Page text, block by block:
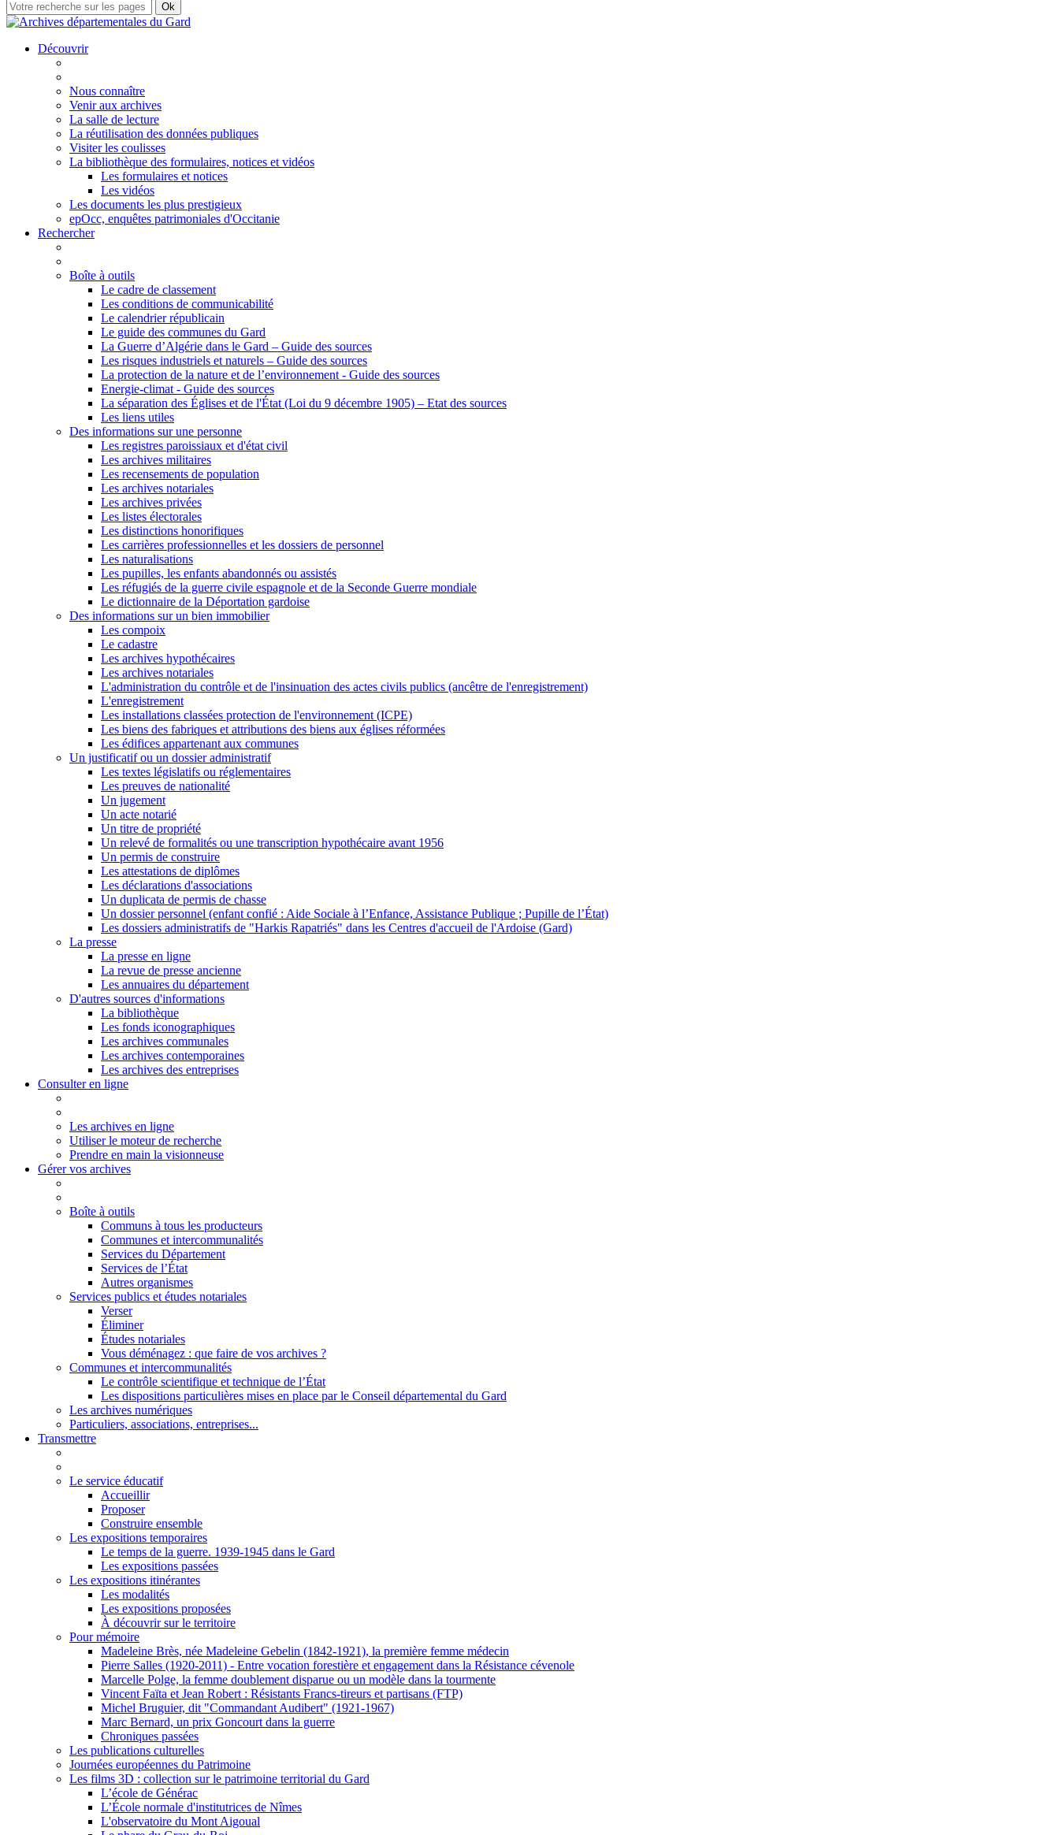
Ok
Découvrir
Nous connaître
Venir aux archives
La salle de lecture
La réutilisation des données publiques
Visiter les coulisses
La bibliothèque des formulaires, notices et vidéos
Les formulaires et notices
Les vidéos
Les documents les plus prestigieux
epOcc, enquêtes patrimoniales d'Occitanie
Rechercher
Boîte à outils
Le cadre de classement
Les conditions de communicabilité
Le calendrier républicain
Le guide des communes du Gard
La Guerre d’Algérie dans le Gard – Guide des sources
Les risques industriels et naturels – Guide des sources
La protection de la nature et de l’environnement - Guide des sources
Energie-climat - Guide des sources
La séparation des Églises et de l'État (Loi du 9 décembre 1905) – Etat des sources
Les liens utiles
Des informations sur une personne
Les registres paroissiaux et d'état civil
Les archives militaires
Les recensements de population
Les archives notariales
Les archives privées
Les listes électorales
Les distinctions honorifiques
Les carrières professionnelles et les dossiers de personnel
Les naturalisations
Les pupilles, les enfants abandonnés ou assistés
Les réfugiés de la guerre civile espagnole et de la Seconde Guerre mondiale
Le dictionnaire de la Déportation gardoise
Des informations sur un bien immobilier
Les compoix
Le cadastre
Les archives hypothécaires
Les archives notariales
L'administration du contrôle et de l'insinuation des actes civils publics (ancêtre de l'enregistrement)
L'enregistrement
Les installations classées protection de l'environnement (ICPE)
Les biens des fabriques et attributions des biens aux églises réformées
Les édifices appartenant aux communes
Un justificatif ou un dossier administratif
Les textes législatifs ou réglementaires
Les preuves de nationalité
Un jugement
Un acte notarié
Un titre de propriété
Un relevé de formalités ou une transcription hypothécaire avant 1956
Un permis de construire
Les attestations de diplômes
Les déclarations d'associations
Un duplicata de permis de chasse
Un dossier personnel (enfant confié : Aide Sociale à l’Enfance, Assistance Publique ; Pupille de l’État)
Les dossiers administratifs de "Harkis Rapatriés" dans les Centres d'accueil de l'Ardoise (Gard)
La presse
La presse en ligne
La revue de presse ancienne
Les annuaires du département
D'autres sources d'informations
La bibliothèque
Les fonds iconographiques
Les archives communales
Les archives contemporaines
Les archives des entreprises
Consulter en ligne
Les archives en ligne
Utiliser le moteur de recherche
Prendre en main la visionneuse
Gérer vos archives
Boîte à outils
Communs à tous les producteurs
Communes et intercommunalités
Services du Département
Services de l’État
Autres organismes
Services publics et études notariales
Verser
Éliminer
Études notariales
Vous déménagez : que faire de vos archives ?
Communes et intercommunalités
Le contrôle scientifique et technique de l’État
Les dispositions particulières mises en place par le Conseil départemental du Gard
Les archives numériques
Particuliers, associations, entreprises...
Transmettre
Le service éducatif
Accueillir
Proposer
Construire ensemble
Les expositions temporaires
Le temps de la guerre. 1939-1945 dans le Gard
Les expositions passées
Les expositions itinérantes
Les modalités
Les expositions proposées
À découvrir sur le territoire
Pour mémoire
Madeleine Brès, née Madeleine Gebelin (1842-1921), la première femme médecin
Pierre Salles (1920-2011) - Entre vocation forestière et engagement dans la Résistance cévenole
Marcelle Polge, la femme doublement disparue ou un modèle dans la tourmente
Vincent Faïta et Jean Robert : Résistants Francs-tireurs et partisans (FTP)
Michel Bruguier, dit "Commandant Audibert" (1921-1967)
Marc Bernard, un prix Goncourt dans la guerre
Chroniques passées
Les publications culturelles
Journées européennes du Patrimoine
Les films 3D : collection sur le patrimoine territorial du Gard
L’école de Générac
L’École normale d'institutrices de Nîmes
L'observatoire du Mont Aigoual